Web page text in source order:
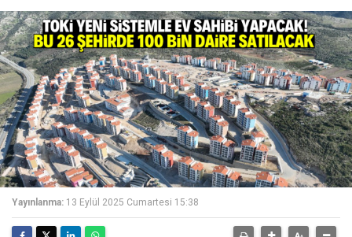
Yayınlanma: 13 Eylül 2025 Cumartesi 15:38